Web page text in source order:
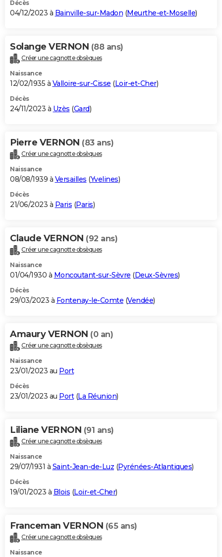
Décès
04/12/2023 à Bainville-sur-Madon (Meurthe-et-Moselle)
Solange VERNON (88 ans)
Créer une cagnotte obsèques
Naissance
12/02/1935 à Valloire-sur-Cisse (Loir-et-Cher)
Décès
24/11/2023 à Uzès (Gard)
Pierre VERNON (83 ans)
Créer une cagnotte obsèques
Naissance
08/08/1939 à Versailles (Yvelines)
Décès
21/06/2023 à Paris (Paris)
Claude VERNON (92 ans)
Créer une cagnotte obsèques
Naissance
01/04/1930 à Moncoutant-sur-Sèvre (Deux-Sèvres)
Décès
29/03/2023 à Fontenay-le-Comte (Vendée)
Amaury VERNON (0 an)
Créer une cagnotte obsèques
Naissance
23/01/2023 au Port
Décès
23/01/2023 au Port(La Réunion)
Liliane VERNON (91 ans)
Créer une cagnotte obsèques
Naissance
29/07/1931 à Saint-Jean-de-Luz (Pyrénées-Atlantiques)
Décès
19/01/2023 à Blois (Loir-et-Cher)
Franceman VERNON (65 ans)
Créer une cagnotte obsèques
Naissance